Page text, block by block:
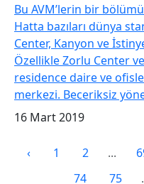
Bu AVM’lerin bir
Hatta bazıları dünya
Center, Kanyon ve
Özellikle Zorlu Center
residence daire ve
merkezi. Beceriksiz
16 Mart 2019
‹ 1 2 ...
74
75